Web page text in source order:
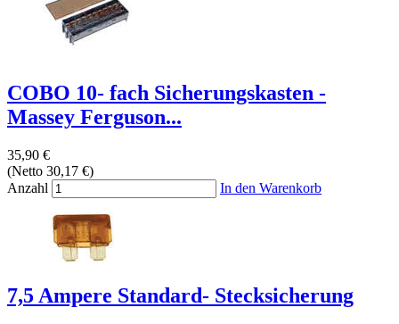
COBO 10- fach Sicherungskasten -
Massey Ferguson...
35,90 €
(Netto 30,17 €)
Anzahl
In den Warenkorb
7,5 Ampere Standard- Stecksicherung